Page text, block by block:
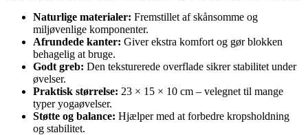
Naturlige materialer: Fremstillet af skånsomme og
miljøvenlige komponenter.
Afrundede kanter: Giver ekstra komfort og gør blokken
behagelig at bruge.
Godt greb: Den teksturerede overflade sikrer stabilitet under
øvelser.
Praktisk størrelse: 23 × 15 × 10 cm – velegnet til mange
typer yogaøvelser.
Støtte og balance: Hjælper med at forbedre kropsholdning
og stabilitet.